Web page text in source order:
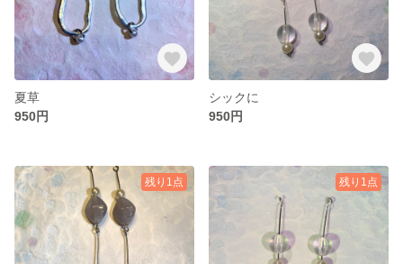
夏草
950円
シックに
950円
残り1点 残り1点